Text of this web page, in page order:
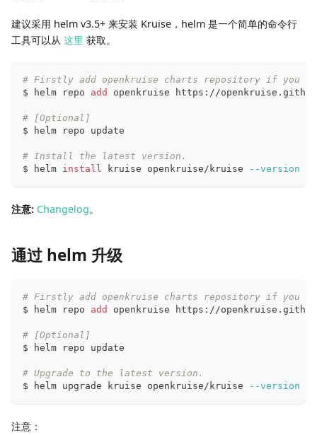
建议采用 helm v3.5+ 来安装 Kruise，helm 是一个简单的命令行
工具可以从 这里 获取。
# Firstly add openkruise charts repository if you
$ helm repo add openkruise https://
# [Optional]
$ helm repo update
# Install the latest version.
$ helm install kruise openkruise/kruise --version
注意: Changelog。
通过 helm 升级
# Firstly add openkruise charts repository if you
$ helm repo add openkruise https://
# [Optional]
$ helm repo update
# Upgrade to the latest version.
$ helm upgrade kruise openkruise/kruise
--version
注意：